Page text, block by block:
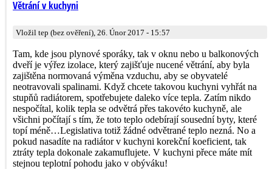
Větrání v kuchyni
Vložil tep (bez ověření), 26. Únor 2017 - 15:57
Tam, kde jsou plynové sporáky, tak v oknu nebo u balkonových
dveří je výřez izolace, který zajišťuje nucené větrání, aby byla
zajištěna normovaná výměna vzduchu, aby se obyvatelé
neotravovali spalinami. Když chcete takovou kuchyni vyhřát na
stupňů radiátorem, spotřebujete daleko více tepla. Zatím nikdo
nespočítal, kolik tepla se odvětrá přes takovéto kuchyně, ale
všichni počítají s tím, že toto teplo odebírají sousední byty, které
topí méně…Legislativa totiž žádné odvětrané teplo nezná. No a
pokud nasadíte na radiátor v kuchyni korekční koeficient, tak
ztráty tepla dokonale zakamuflujete. V kuchyni přece máte mít
stejnou teplotní pohodu jako v obýváku!